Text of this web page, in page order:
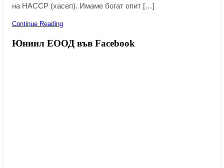
на HACCP (хасеп). Имаме богат опит […]
Continue Reading
Юниил ЕООД във Facebook